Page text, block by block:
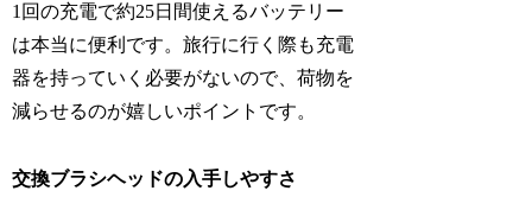
1回の充電で約25日間使えるバッテリー
は本当に便利です。旅行に行く際も充電
器を持っていく必要がないので、荷物を
減らせるのが嬉しいポイントです。
交換ブラシヘッドの入手しやすさ